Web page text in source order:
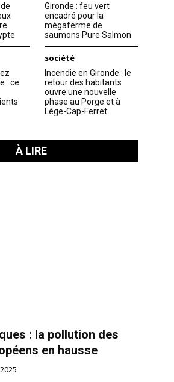
Gironde : feu vert
encadré pour la
mégaferme de
saumons Pure Salmon
: ce
société
Incendie en Gironde : le
retour des habitants
ouvre une nouvelle
phase au Porge et à
Lège-Cap-Ferret
À LIRE
: la pollution des
en hausse